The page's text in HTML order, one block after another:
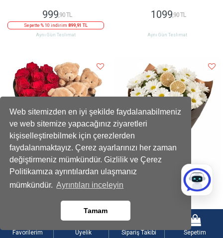
Web sitemizden en iyi şekilde faydalanabilmeniz
ve web sitemize yapacağınız ziyaretleri
kişiselleştirebilmek için çerezlerden
faydalanmaktayız. Çerez ayarlarınızı her zaman
değiştirmeniz mümkündür. Gizlilik ve Çerez
Politikamıza ayrıntılardan ulaşmanız
mümkündür. Ayrıntıları inceleyin
Tamam
999,90 TL
Sepette % 10 indirim 899,91 TL
Aynı Gün Teslimat
1099 ,90 TL
Aynı Gün Teslimat
Kadife Kalpli Ayıcıklı Kutuda Çikolatalı
Kırmızı Gül
Sepette % 10 indirim
Limon Dilimli Beyaz Papatya Buketi
809,91 TL
Favorilerim Üyelik Sipariş Takibi Sepetim